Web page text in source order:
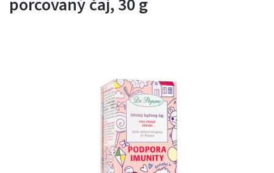
porcovaný čaj, 30 g